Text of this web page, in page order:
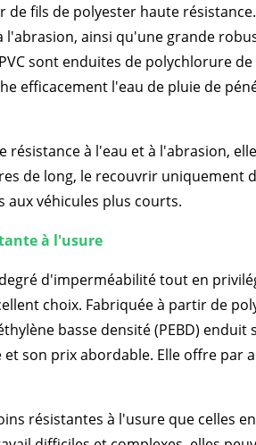
de fils de polyester haute
ainsi qu'une grande
sont enduites de polychlorure de
efficacement l'eau de pluie de
résistance à l'eau et à l'abrasion,
de long, le recouvrir uniquement
aux véhicules plus courts.
à l'usure
d'imperméabilité tout en
choix. Fabriquée à partir de
basse densité (PEBD) enduit
son prix abordable. Elle offre par
résistantes à l'usure que celles en